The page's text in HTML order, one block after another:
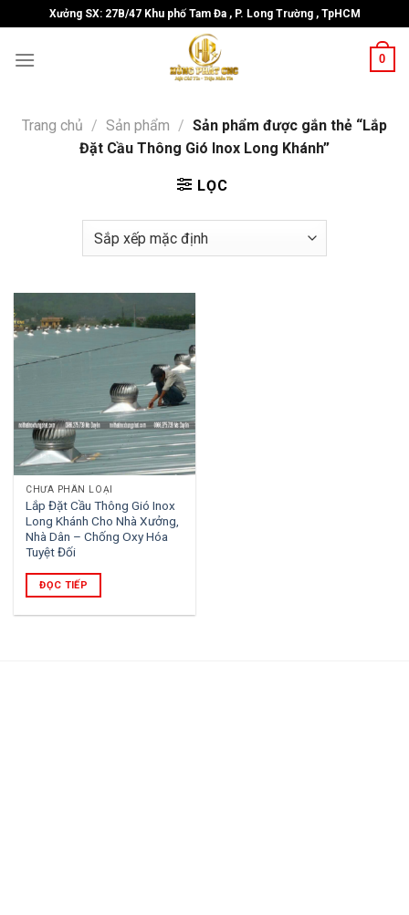
to
content
Xưởng SX: 27B/47 Khu phố Tam Đa , P. Long Trường , TpHCM
0
Trang chủ / Sản phẩm / Sản phẩm được gắn thẻ “Lắp
Đặt Cầu Thông Gió Inox Long Khánh”
LỌC
CHƯA PHÂN LOẠI
Lắp Đặt Cầu Thông Gió Inox
Long Khánh Cho Nhà Xưởng,
Nhà Dân – Chống Oxy Hóa
Tuyệt Đối
ĐỌC TIẾP